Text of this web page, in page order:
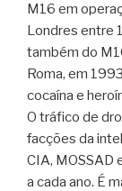
M16 em
Londres entre
também do
Roma, em
cocaína e
O tráfico de
facções da
CIA, MOSSAD
a cada ano. É